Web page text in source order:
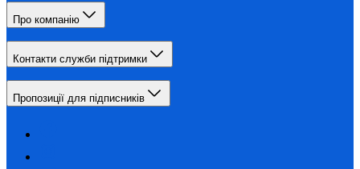
Про компанію
Контакти служби підтримки
Пропозиції для підписників